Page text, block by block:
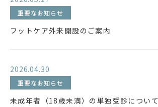
重要なお知らせ
フットケア外来開設のご案内
2026.04.30
重要なお知らせ
未成年者（18歳未満）の単独受診について